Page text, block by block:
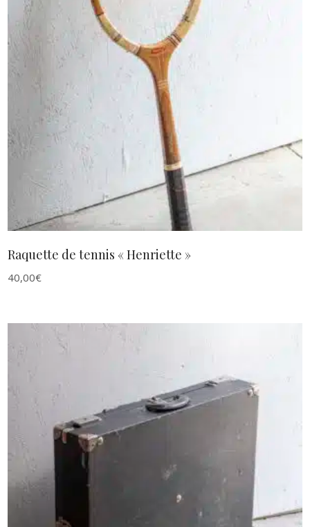
AJOUTER AU PANIER
Raquette de tennis « Henriette »
40,00€
AJOUTER AU PANIER